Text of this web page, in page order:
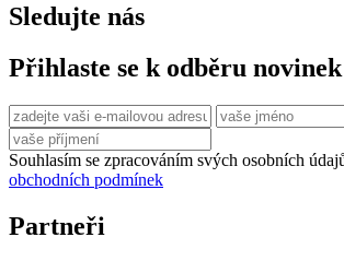
Sledujte nás
Přihlaste se k odběru novinek
Souhlasím se zpracováním svých osobních
obchodních podmínek
Partneři